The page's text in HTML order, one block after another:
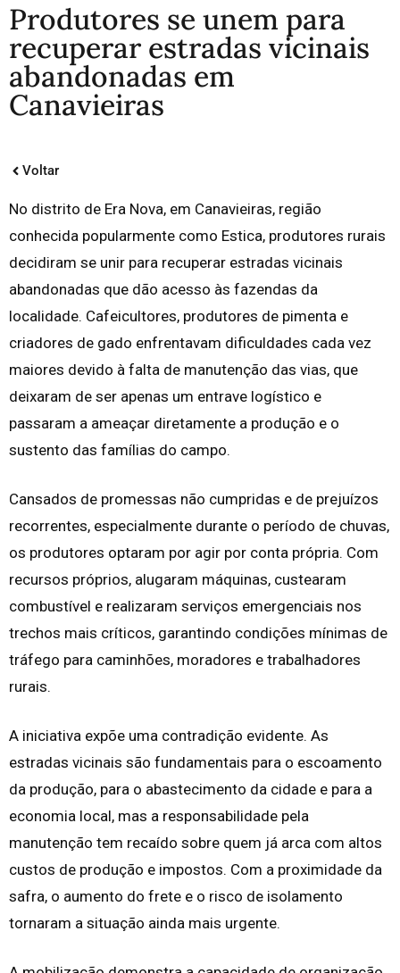
Produtores se unem para
recuperar estradas vicinais
abandonadas em
Canavieiras
Voltar
No distrito de Era Nova, em Canavieiras, região
conhecida popularmente como Estica, produtores rurais
decidiram se unir para recuperar estradas vicinais
abandonadas que dão acesso às fazendas da
localidade. Cafeicultores, produtores de pimenta e
criadores de gado enfrentavam dificuldades cada vez
maiores devido à falta de manutenção das vias, que
deixaram de ser apenas um entrave logístico e
passaram a ameaçar diretamente a produção e o
sustento das famílias do campo.
Cansados de promessas não cumpridas e de prejuízos
recorrentes, especialmente durante o período de chuvas,
os produtores optaram por agir por conta própria. Com
recursos próprios, alugaram máquinas, custearam
combustível e realizaram serviços emergenciais nos
trechos mais críticos, garantindo condições mínimas de
tráfego para caminhões, moradores e trabalhadores
rurais.
A iniciativa expõe uma contradição evidente. As
estradas vicinais são fundamentais para o escoamento
da produção, para o abastecimento da cidade e para a
economia local, mas a responsabilidade pela
manutenção tem recaído sobre quem já arca com altos
custos de produção e impostos. Com a proximidade da
safra, o aumento do frete e o risco de isolamento
tornaram a situação ainda mais urgente.